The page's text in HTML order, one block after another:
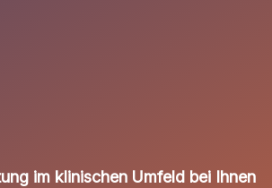
im klinischen Umfeld bei Ihnen